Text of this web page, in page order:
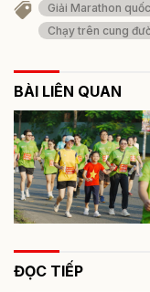
Giải Marathon
Chạy trên cung
BÀI LIÊN QUAN
ĐỌC TIẾP